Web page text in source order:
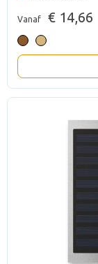
Vanaf € 14,66